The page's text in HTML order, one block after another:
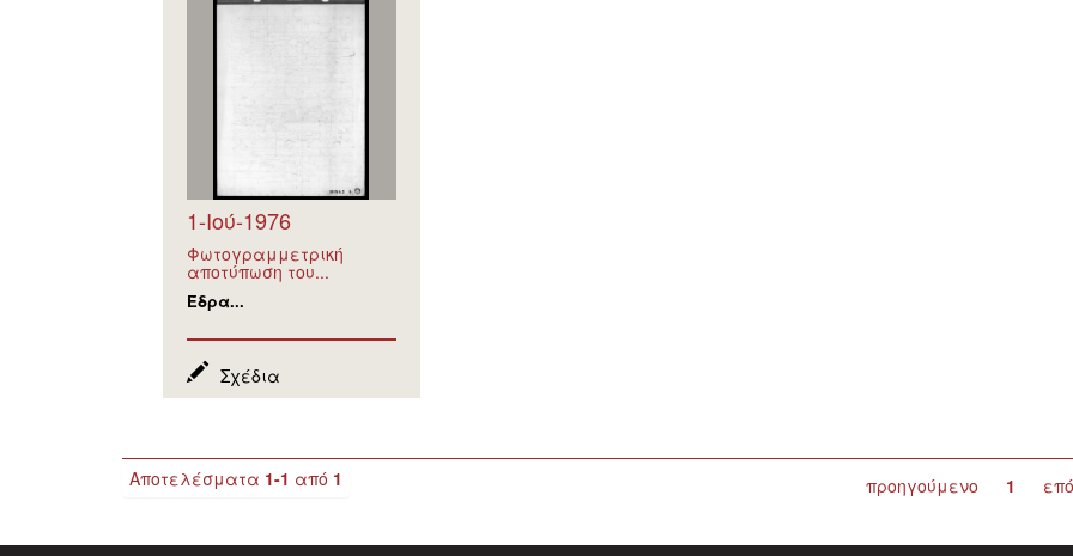
1-Ιού-1976
Φωτογραμμετρική
αποτύπωση του...
Έδρα...
Σχέδια
Αποτελέσματα 1-1 από 1 προηγούμενο 1